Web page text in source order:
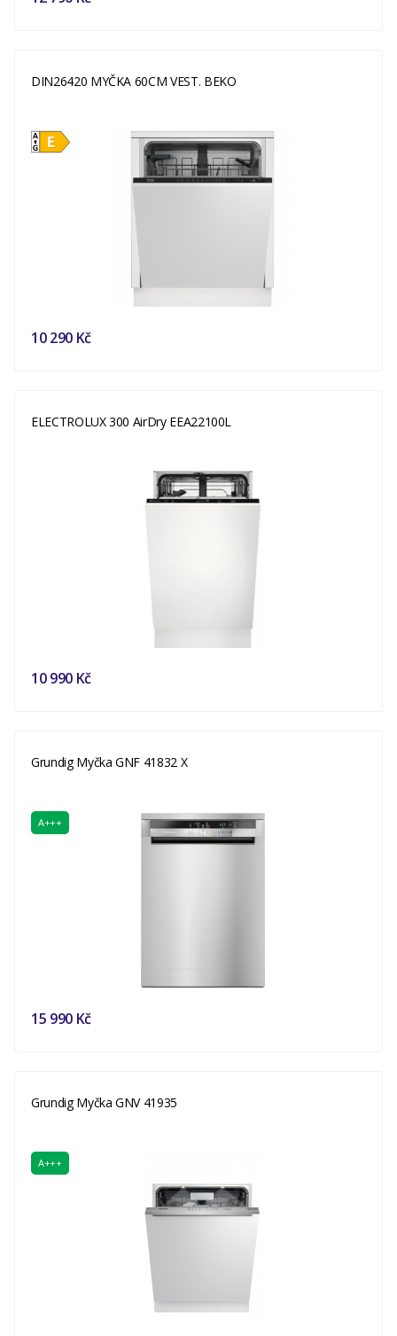
DIN26420 MYČKA 60CM VEST. BEKO
10 290 Kč
ELECTROLUX 300 AirDry EEA22100L
10 990 Kč
Grundig Myčka GNF 41832 X
A+++
15 990 Kč
Grundig Myčka GNV 41935
A+++